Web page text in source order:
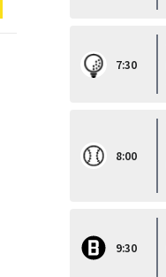
7:30
8:00
9:30